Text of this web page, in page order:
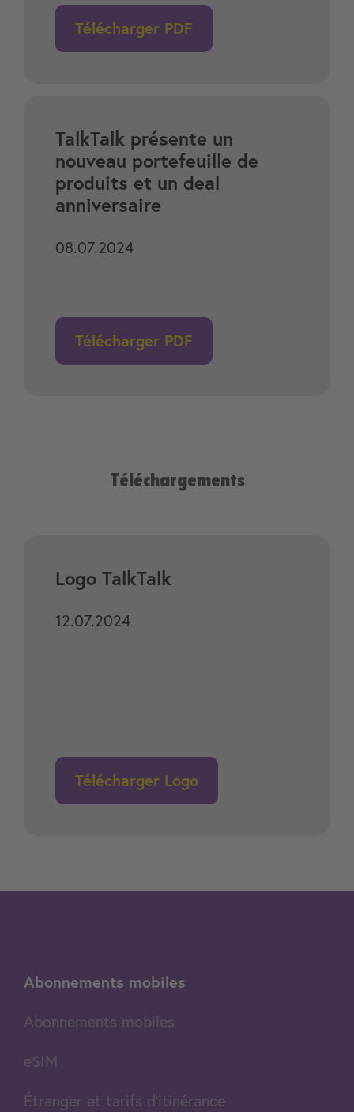
Télécharger PDF
TalkTalk présente un
nouveau portefeuille de
produits et un deal
anniversaire
08.07.2024
Télécharger PDF
Téléchargements
Logo TalkTalk
12.07.2024
Télécharger Logo
Abonnements mobiles
Abonnements mobiles
eSIM
Étranger et tarifs d'itinérance